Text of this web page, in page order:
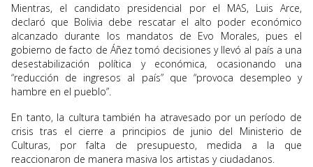
Mientras, el candidato presidencial por el MAS, Luis Arce,
declaró que Bolivia debe rescatar el alto poder económico
alcanzado durante los mandatos de Evo Morales, pues el
gobierno de facto de Áñez tomó decisiones y llevó al país a una
desestabilización política y económica, ocasionando una
“reducción de ingresos al país” que “provoca desempleo y
hambre en el pueblo”.
En tanto, la cultura también ha atravesado por un período de
crisis tras el cierre a principios de junio del Ministerio de
Culturas, por falta de presupuesto, medida a la que
reaccionaron de manera masiva los artistas y ciudadanos.